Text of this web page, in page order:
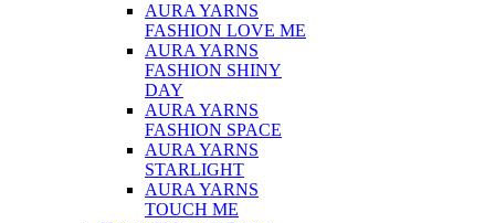
AURA YARNS
FASHION LOVE ME
AURA YARNS
FASHION SHINY
DAY
AURA YARNS
FASHION SPACE
AURA YARNS
STARLIGHT
AURA YARNS
TOUCH ME